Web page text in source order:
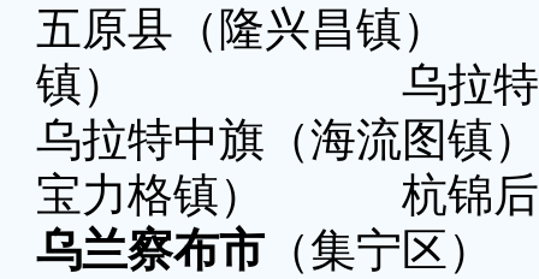
五原县（隆兴昌
镇） 乌拉特前旗
乌拉特中旗（海流
宝力格镇） 杭锦后
乌兰察布市 （集宁区）